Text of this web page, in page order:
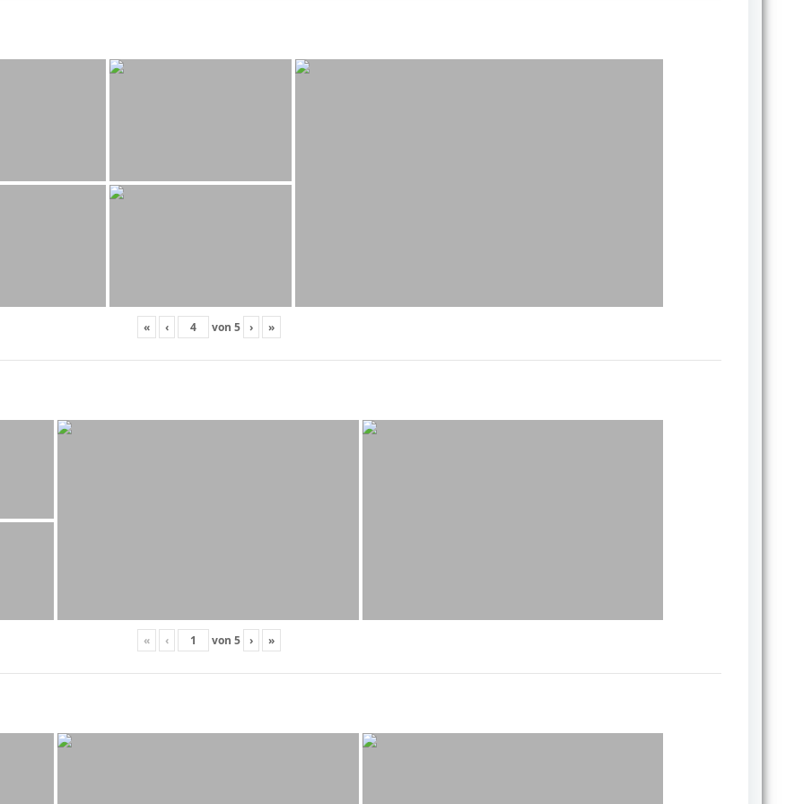
« ‹ von 5 › »
« ‹ von 5 › »